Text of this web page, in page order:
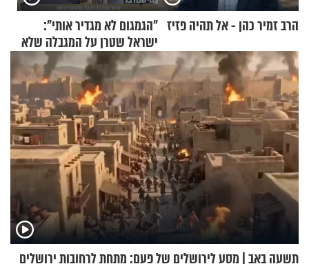
הרב זמיר כהן - אל תהיה פזיז "הגמגום לא מגדיר אותי":
ישראל שטרן על המגבלה שלא
עוצרת אותו
תשעה באב | מסע לירושלים של פעם: מתחת לרחובות ירושלים